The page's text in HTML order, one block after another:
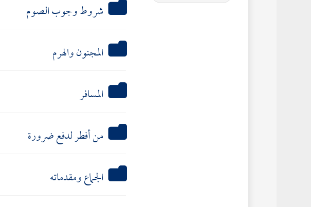
شروط وجوب الصوم
المجنون والهرم
المسافر
من أفطر لدفع ضرورة
الجماع ومقدماته